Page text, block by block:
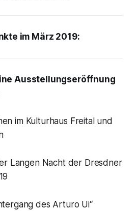
im März 2019:
Ausstellungseröffnung
im Kulturhaus Freital und
Langen Nacht der Dresdner
des Arturo Ui“